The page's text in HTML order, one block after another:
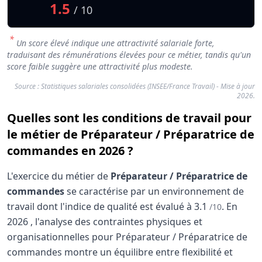
1.5 / 10
* Un score élevé indique une attractivité salariale forte,
traduisant des rémunérations élevées pour ce métier, tandis qu'un
score faible suggère une attractivité plus modeste.
Source : Statistiques salariales consolidées (INSEE/France Travail) - Mise à jour
2026.
Quelles sont les conditions de travail pour
le métier de Préparateur / Préparatrice de
commandes en 2026 ?
L'exercice du métier de Préparateur / Préparatrice de
commandesse caractérise par un environnement de
travail dont l'indice de qualité est évalué à 3.1 /10. En
2026 , l'analyse des contraintes physiques et
organisationnelles pour Préparateur / Préparatrice de
commandes montre un équilibre entre flexibilité et